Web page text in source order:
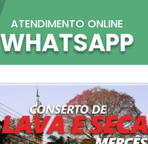
ATENDIMENTO ONLINE
WHATSAPP